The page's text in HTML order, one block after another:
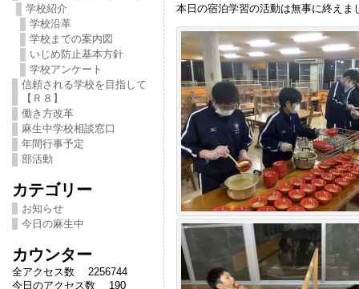
学校紹介
学校沿革
学校までの案内図
いじめ防止基本方針
学校アンケート
信頼される学校を目指して
【Ｒ８】
働き方改革
麻生中学校相談窓口
年間行事予定
部活動
カテゴリー
お知らせ
今日の麻生中
カウンター
全アクセス数 2256744
今日のアクセス数 190
本日の宿泊学習の活動は無事に終えま